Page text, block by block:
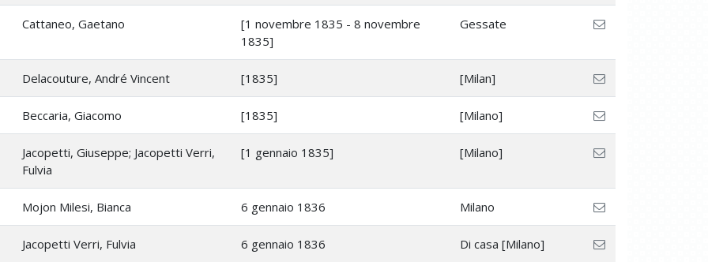
Cattaneo, Gaetano
[1 novembre 1835 - 8 novembre
1835]
Gessate
Delacouture, André Vincent [1835] [Milan]
Beccaria, Giacomo [1835] [Milano]
Jacopetti, Giuseppe; Jacopetti Verri,
Fulvia
[1 gennaio 1835] [Milano]
Mojon Milesi, Bianca 6 gennaio 1836 Milano
Jacopetti Verri, Fulvia 6 gennaio 1836 Di casa [Milano]